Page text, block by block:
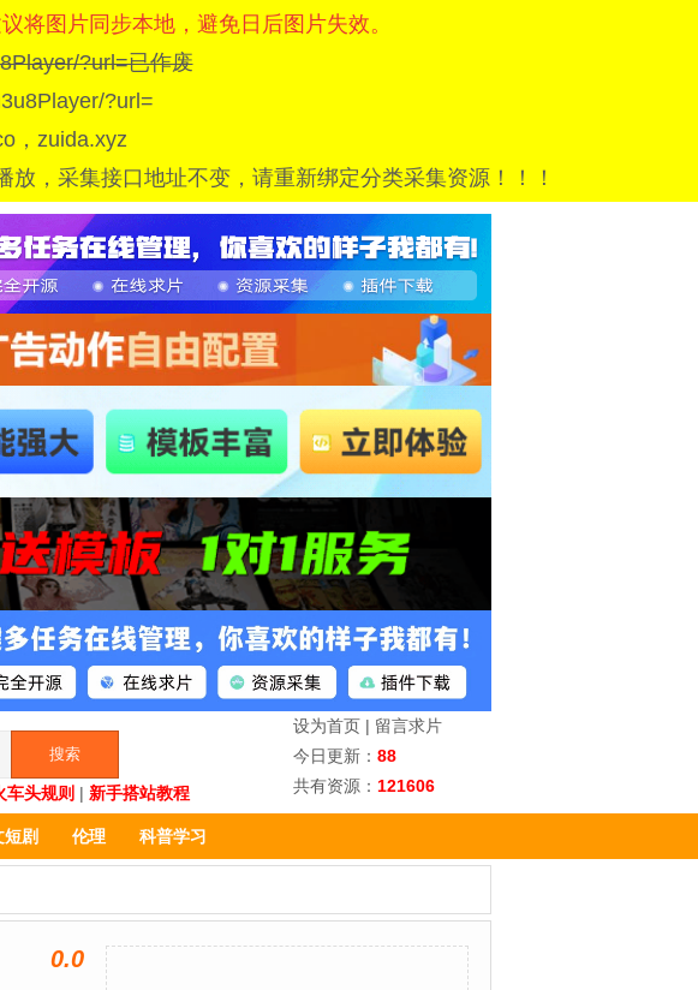
将图片同步本地，避免日后图片失效。
?url=已作废
?url=
，zuida.xyz
，采集接口地址不变，请重新绑定分类采集资源！！！
车头规则 | 新手搭站教程
设为首页 | 留言求片
今日更新： 88
共有资源： 121606
短剧 伦理 科普学习
0.0